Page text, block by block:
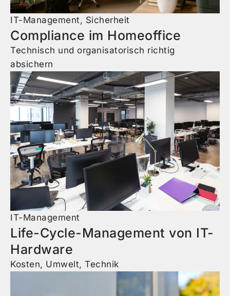
IT-Management, Sicherheit
Compliance im Homeoffice
Technisch und organisatorisch richtig
absichern
IT-Management
Life-Cycle-Management von IT-
Hardware
Kosten, Umwelt, Technik